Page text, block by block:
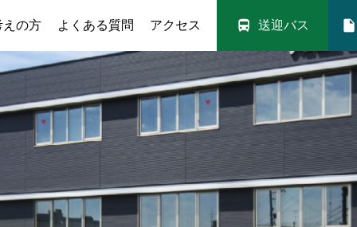
えの方
入校案内 取得可能免許 料金シミュレー
よくある質問 アクセス directions_bus 送迎バス insert_drive_file
送迎バス 満点様・技能教習予約